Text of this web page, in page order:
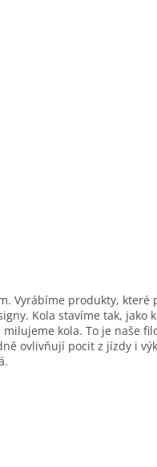
Vyrábíme produkty,
Kola stavíme tak, jako
kola. To je naše
ovlivňují pocit z jízdy i